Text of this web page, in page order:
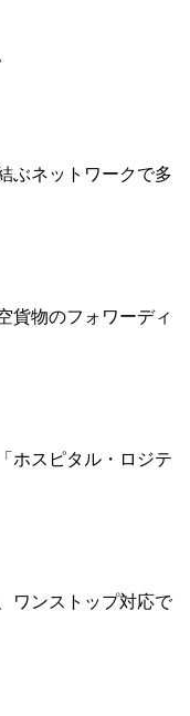
ぶネットワークで多
貨物のフォワーディ
ホスピタル・ロジテ
ワンストップ対応で